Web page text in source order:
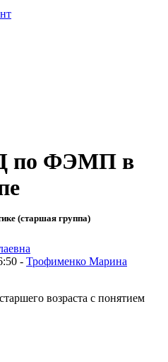
по ФЭМП в
(старшая группа)
- Трофименко Марина
возраста с понятием